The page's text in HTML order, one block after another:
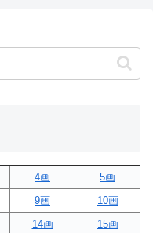
4画
5画
9画
10画
14画
15画